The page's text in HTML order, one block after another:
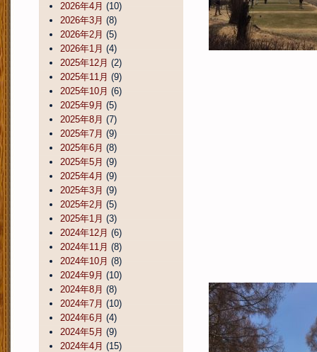
2026年4月 (10)
2026年3月 (8)
2026年2月 (5)
2026年1月 (4)
2025年12月 (2)
2025年11月 (9)
2025年10月 (6)
2025年9月 (5)
2025年8月 (7)
2025年7月 (9)
2025年6月 (8)
2025年5月 (9)
2025年4月 (9)
2025年3月 (9)
2025年2月 (5)
2025年1月 (3)
2024年12月 (6)
2024年11月 (8)
2024年10月 (8)
2024年9月 (10)
2024年8月 (8)
2024年7月 (10)
2024年6月 (4)
2024年5月 (9)
2024年4月 (15)